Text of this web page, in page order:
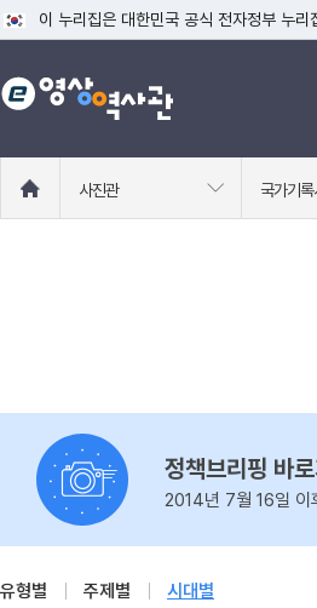
이 누리집은 대한민국 공식 전자정부 누리
공식 누리집 주소 확인하기
go.kr 주소를 사용하는 누리집은 대한민
로
사진관 국가기
정책브리핑 바로
2014년 7월 16일 이
유형별 주제별 시대별